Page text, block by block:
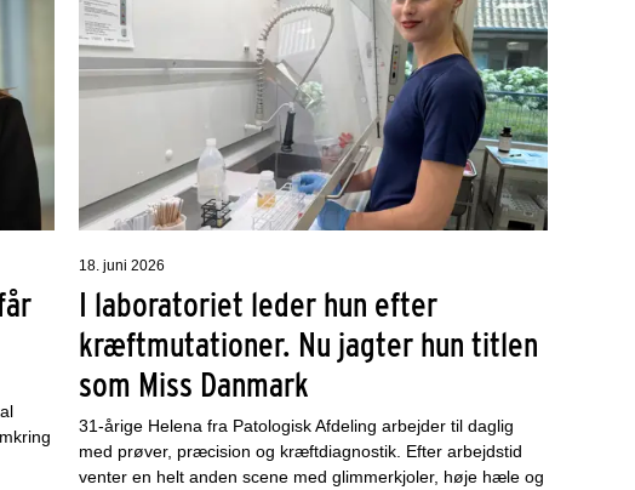
18. juni 2026
I laboratoriet leder hun efter
kræftmutationer. Nu jagter hun titlen
som Miss Danmark
31-årige Helena fra Patologisk Afdeling arbejder til daglig
med prøver, præcision og kræftdiagnostik. Efter arbejdstid
venter en helt anden scene med glimmerkjoler, høje hæle og